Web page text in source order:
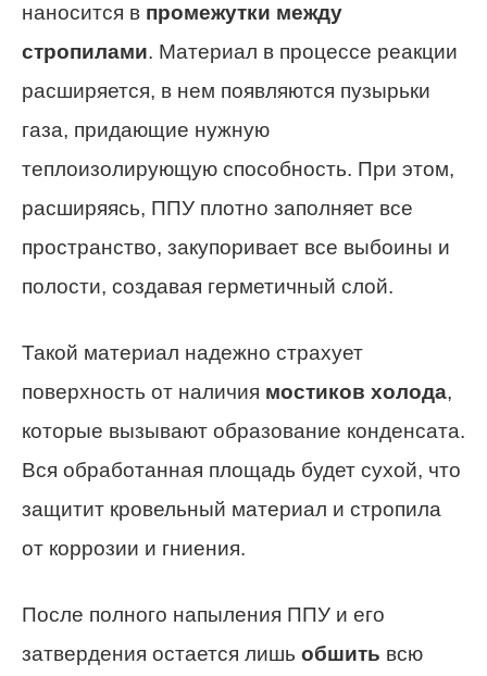
наносится в промежутки между
стропилами. Материал в процессе реакции
расширяется, в нем появляются пузырьки
газа, придающие нужную
теплоизолирующую способность. При этом,
расширяясь, ППУ плотно заполняет все
пространство, закупоривает все выбоины и
полости, создавая герметичный слой.
Такой материал надежно страхует
поверхность от наличия мостиков холода,
которые вызывают образование конденсата.
Вся обработанная площадь будет сухой, что
защитит кровельный материал и стропила
от коррозии и гниения.
После полного напыления ППУ и его
затвердения остается лишь обшить всю